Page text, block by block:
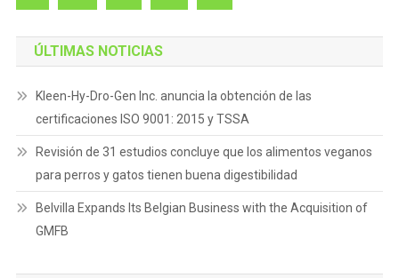
ÚLTIMAS NOTICIAS
Kleen-Hy-Dro-Gen Inc. anuncia la obtención de las
certificaciones ISO 9001: 2015 y TSSA
Revisión de 31 estudios concluye que los alimentos veganos
para perros y gatos tienen buena digestibilidad
Belvilla Expands Its Belgian Business with the Acquisition of
GMFB